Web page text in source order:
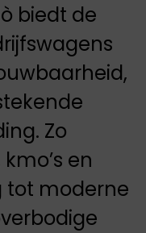
biedt de
Zo
en
tot moderne